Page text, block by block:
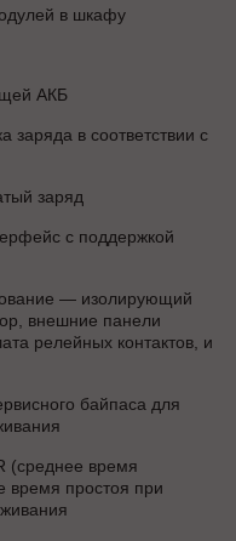
в шкафу
АКБ
заряда в соответствии с
заряд
с поддержкой
— изолирующий
внешние панели
релейных контактов, и
байпаса для
(среднее время
время простоя при